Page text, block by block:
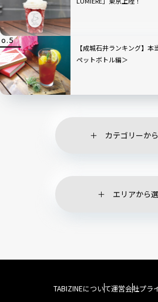
【成城石井ランキング】
ペットボトル編＞
カテゴリーか
エリアから
TABIZINEについて運営会社プラ